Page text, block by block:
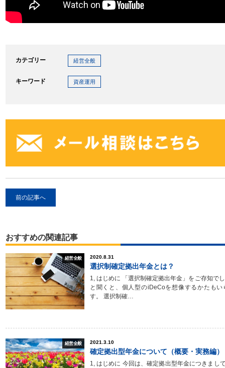
カテゴリー 経営全般
キーワード 資産運用
前の記事へ
おすすめの関連記事
経営全般 2020.8.31
選択制確定拠出年金とは？
1, はじめに 「選択制確定拠出年金」をご存知で
と聞くと、個人型のiDeCoを想像するかたも
す。 選択制確…
経営全般 2021.3.10
確定拠出型年金について（概要・実務編）
1, はじめに 今回は、確定拠出型年金につきまし